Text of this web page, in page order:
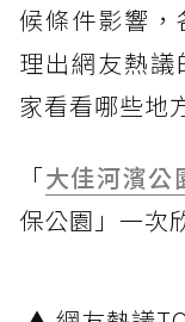
候條件影響
理出網友熱
家看看哪些地
「大佳河濱公
保公園」一次